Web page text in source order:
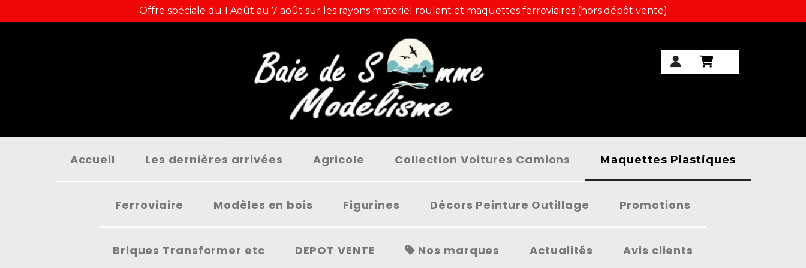
Offre spéciale du 1 Août au 7 août sur les rayons materiel roulant et maquettes ferroviaires (hors dépôt vente)
Accueil Les dernières arrivées Agricole Collection Voitures Camions Maquettes Plastiques
Ferroviaire Modèles en bois Figurines Décors Peinture Outillage Promotions
Briques Transformer etc DEPOT VENTE Nos marques Actualités Avis clients